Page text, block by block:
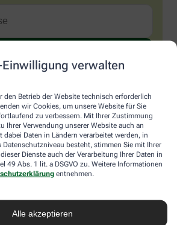
verwalten
den Betrieb der Website technisch erforderlich
wir Cookies, um unsere Website für Sie
zu verbessern. Mit Ihrer Zustimmung
Ihrer Verwendung unserer Website auch an
dabei Daten in Ländern verarbeitet werden, in
Datenschutzniveau besteht, stimmen Sie mit Ihrer
Dienste auch der Verarbeitung Ihrer Daten in
49 Abs. 1 lit. a DSGVO zu. Weitere Informationen
entnehmen.
Alle akzeptieren
Namen meiner Apotheke versandten News-
der von der Alliance Healthcare Deutschland
wird. Hiermit willige ich ein, dass AHD
zum Versand des News-Service
für den Versand und die Analyse des
Emarsys ein. Die Einwilligung
finden sich in derDatenschutzerklärung